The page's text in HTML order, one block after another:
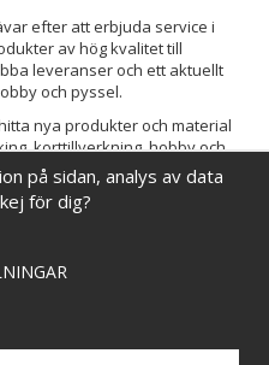
efter att erbjuda service i
av hög kvalitet till
leveranser och ett aktuellt
och pyssel.
nya produkter och material
korttillverkning, hobby och
och löpande förbättra och
hitta det du behöver hos oss.
på sidan, analys av data
för dig?